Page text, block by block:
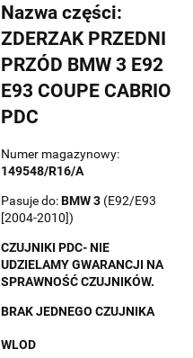
Nazwa części:
ZDERZAK PRZEDNI
PRZÓD BMW 3 E92
E93 COUPE CABRIO
PDC
Numer magazynowy:
149548/R16/A
Pasuje do:BMW3 (E92/E93
[2004-2010])
CZUJNIKI PDC- NIE
UDZIELAMY GWARANCJI NA
SPRAWNOŚĆ CZUJNIKÓW.
BRAK JEDNEGO CZUJNIKA
WLOD